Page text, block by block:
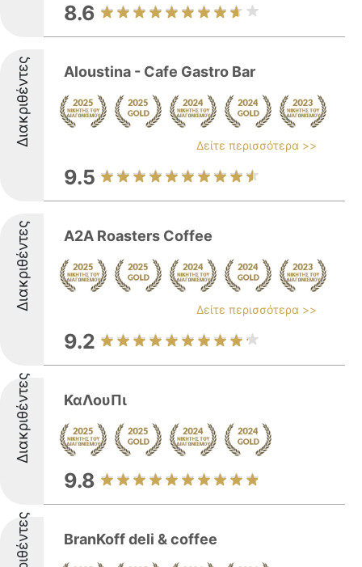
8.6
Διακριθέντες Aloustina - Cafe Gastro Bar
Δείτε περισσότερα >>
9.5
Διακριθέντες A2A Roasters Coffee
Δείτε περισσότερα >>
9.2
Διακριθέντες ΚαΛουΠι
9.8
BranKoff deli & coffee